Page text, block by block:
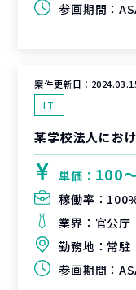
参画期間：
案件更新日：
IT
某学校法人にお
単価： 100
稼働率：
業界： 官公庁
勤務地： 常駐
参画期間：